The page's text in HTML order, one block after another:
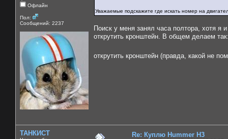
Офлайн
Пол:
Сообщений: 2237
Уважаемые подскажите где искать номер на
Поиск у меня занял часа полтора, хотя я
открутить кронштейн. В общем делаем
открутить кронштейн (правда, какой не
ТАНКИСТ Re: Куплю Hummer H3